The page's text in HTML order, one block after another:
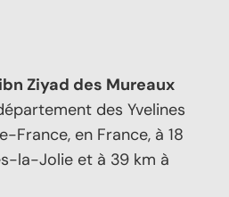
Ziyad des Mureaux
des Yvelines
France, en France, à 18
la-Jolie et à 39 km à